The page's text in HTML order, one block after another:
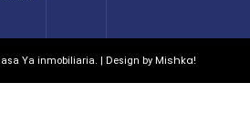
Ya inmobiliaria. | Design by Mishka!